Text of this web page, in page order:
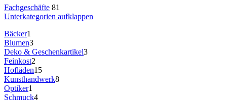
Fachgeschäfte 81
Unterkategorien aufklappen
Bäcker1
Blumen3
Deko & Geschenkartikel3
Feinkost2
Hofläden15
Kunsthandwerk8
Optiker1
Schmuck4